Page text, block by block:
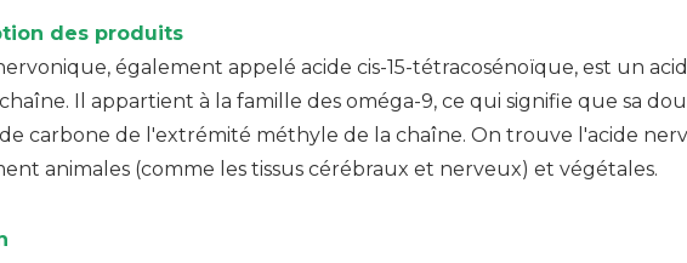
des produits
également appelé acide cis-15-tétracosénoïque, est un
Il appartient à la famille des oméga-9, ce qui signifie que sa
carbone de l'extrémité méthyle de la chaîne. On trouve l'acide
animales (comme les tissus cérébraux et nerveux) et végétales.